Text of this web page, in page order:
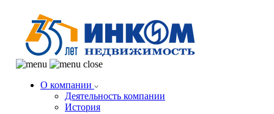
О компании
Деятельность компании
История